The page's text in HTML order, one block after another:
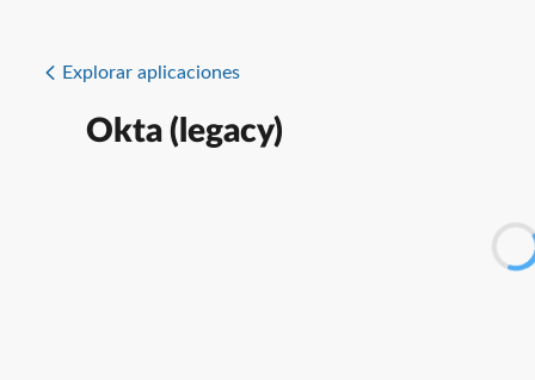
Explorar aplicaciones
Okta (legacy)